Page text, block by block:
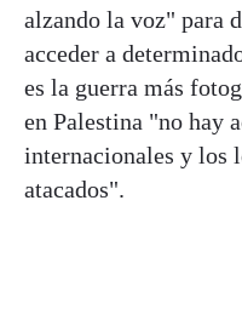
alzando la voz" para
acceder a
es la guerra más
en Palestina "no hay
internacionales y los
atacados".